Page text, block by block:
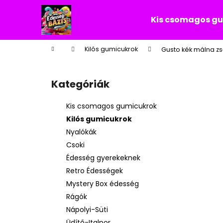
tartalomhoz
Kis csomagos
KezdőlapKilós gumicukrok Gusto kék málna
Kategóriák
átugrása
Kategóriák
Kis csomagos gumicukrok
Kilós gumicukrok
Nyalókák
Csoki
Édesség gyerekeknek
Retro Édességek
Mystery Box édesség
Rágók
Nápolyi-Süti
á
Vissza
a boltba
Vissza
a boltba